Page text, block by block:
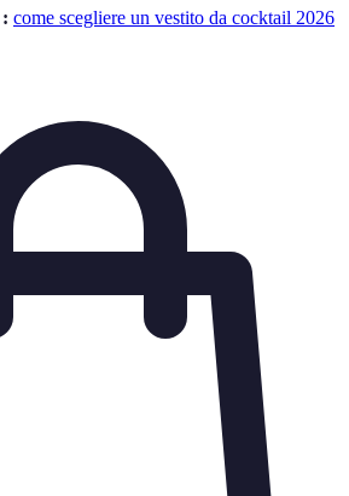
come scegliere un vestito da cocktail 2026